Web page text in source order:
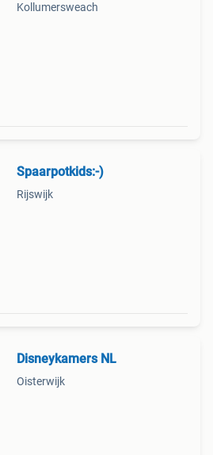
Kollumersweach
Spaarpotkids:-)
Rijswijk
Disneykamers NL
Oisterwijk